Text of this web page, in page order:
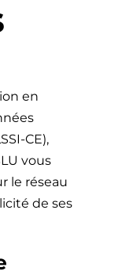
en
CE),
vous
le réseau
de ses